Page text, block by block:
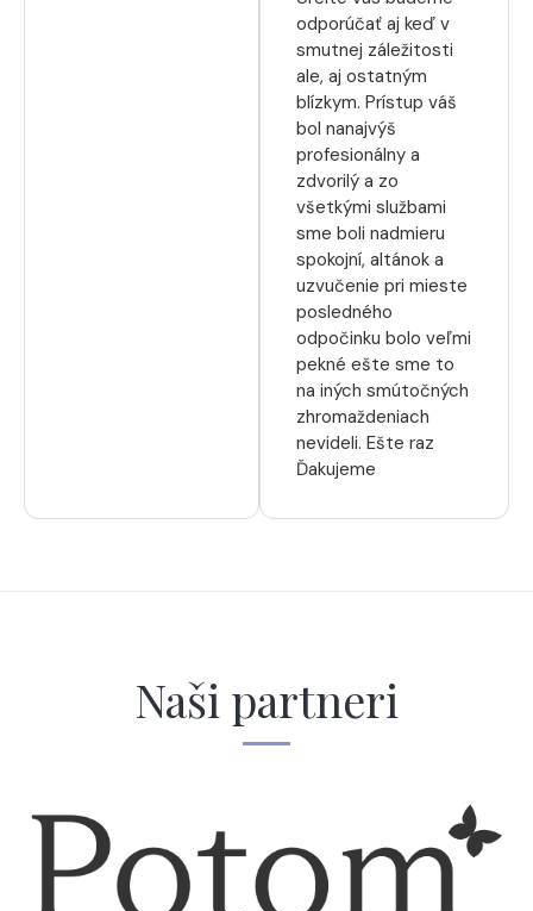
odporúčať aj keď v
smutnej záležitosti
ale, aj ostatným
blízkym. Prístup váš
bol nanajvýš
profesionálny a
zdvorilý a zo
všetkými službami
sme boli nadmieru
spokojní, altánok a
uzvučenie pri mieste
posledného
odpočinku bolo veľmi
pekné ešte sme to
na iných smútočných
zhromaždeniach
nevideli. Ešte raz
Ďakujeme
Naši partneri